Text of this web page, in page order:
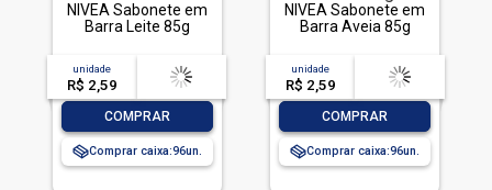
NIVEA Sabonete em
Barra Leite 85g
unidade
R$ 2,59
acima de
-- --,--un.
COMPRAR
Comprar caixa:96
NIVEA Sabonete em
Barra Aveia 85g
unidade
R$ 2,59
acima de
-- --,--un.
COMPRAR
Comprar caixa:96